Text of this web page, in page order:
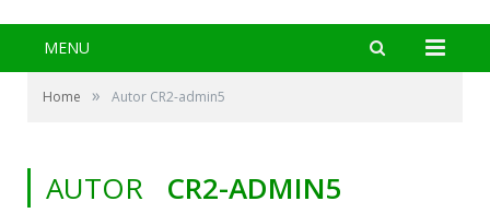
MENU
Home » Autor CR2-admin5
AUTOR CR2-ADMIN5